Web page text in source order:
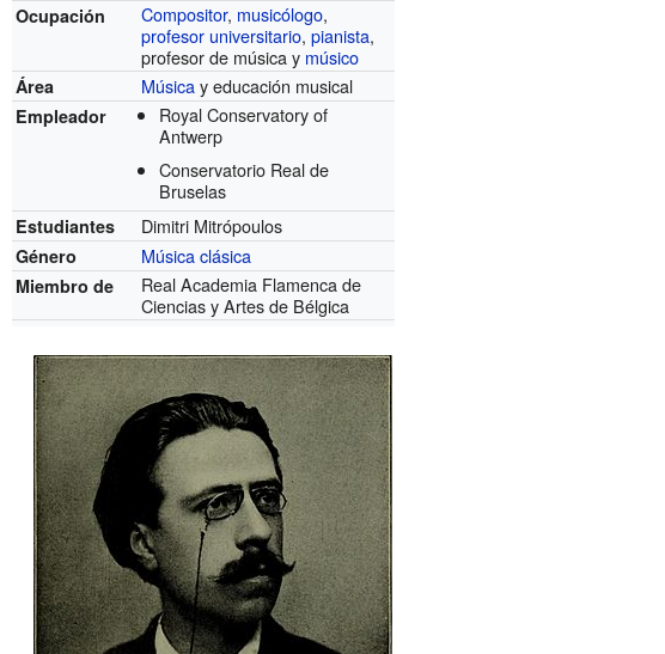
Ocupación
Compositor, musicólogo,
profesor universitario,pianista,
profesor de música y músico
Área Músicay educación musical
Empleador
Royal Conservatory of
Antwerp
Conservatorio Real de
Bruselas
Estudiantes Dimitri Mitrópoulos
Género Música clásica
Miembro de
Real Academia Flamenca de
Ciencias y Artes de Bélgica